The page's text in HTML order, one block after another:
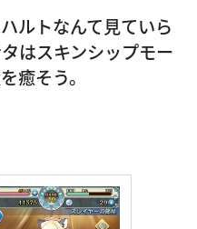
ルトなんて見ていら
はスキンシップモー
癒そう。